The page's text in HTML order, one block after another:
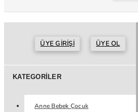
ÜYE GIRIŞI ÜYE OL
KATEGORILER
Anne Bebek Çocuk